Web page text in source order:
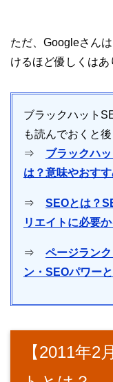
ただ、Googleさん
けるほど優しくはあ
ブラックハット
も読んでおくと
⇒ ブラックハ
は？意味やおす
⇒ SEOとは？
リエイトに必要
⇒ ページラン
ン・SEOパワー
【2011年